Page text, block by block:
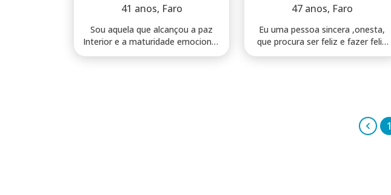
41 anos, Faro
Sou aquela que alcançou a paz
Interior e a maturidade emocional.
Não ...
47 anos, Faro
Eu uma pessoa sincera ,onesta,
que procura ser feliz e fazer feliz
que...
1